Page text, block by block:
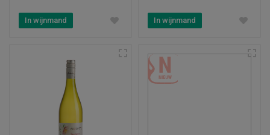
In wijnmand In wijnmand